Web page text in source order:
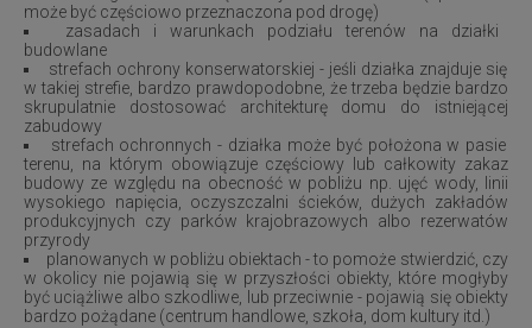
może być częściowo przeznaczona pod drogę)
zasadach i warunkach podziału terenów na działki
budowlane
strefach ochrony konserwatorskiej - jeśli działka znajduje się
w takiej strefie, bardzo prawdopodobne, że trzeba będzie bardzo
skrupulatnie dostosować architekturę domu do istniejącej
zabudowy
strefach ochronnych - działka może być położona w pasie
terenu, na którym obowiązuje częściowy lub całkowity zakaz
budowy ze względu na obecność w pobliżu np. ujęć wody, linii
wysokiego napięcia, oczyszczalni ścieków, dużych zakładów
produkcyjnych czy parków krajobrazowych albo rezerwatów
przyrody
planowanych w pobliżu obiektach - to pomoże stwierdzić, czy
w okolicy nie pojawią się w przyszłości obiekty, które mogłyby
być uciążliwe albo szkodliwe, lub przeciwnie - pojawią się obiekty
bardzo pożądane (centrum handlowe, szkoła, dom kultury itd.)